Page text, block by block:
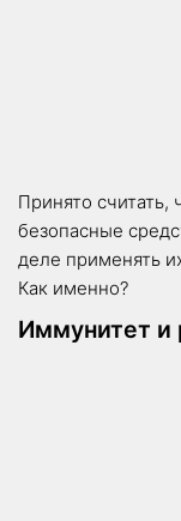
Принято
безопасные
деле применять
Как именно?
Иммунитет и